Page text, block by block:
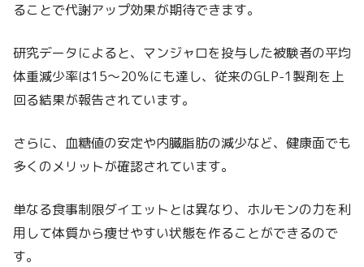
ることで代謝アップ効果が期待できます。
研究データによると、マンジャロを投与した被験者の平均
体重減少率は15〜20％にも達し、従来のGLP-1製剤を上
回る結果が報告されています。
さらに、血糖値の安定や内臓脂肪の減少など、健康面でも
多くのメリットが確認されています。
単なる食事制限ダイエットとは異なり、ホルモンの力を利
用して体質から痩せやすい状態を作ることができるので
す。